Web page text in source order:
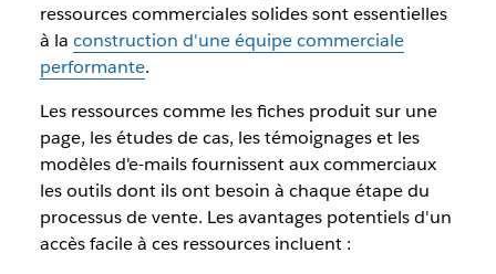
ressources commerciales solides sont essentielles
à la construction d'une équipe commerciale
performante.
Les ressources comme les fiches produit sur une
page, les études de cas, les témoignages et les
modèles d'e-mails fournissent aux commerciaux
les outils dont ils ont besoin à chaque étape du
processus de vente. Les avantages potentiels d'un
accès facile à ces ressources incluent :